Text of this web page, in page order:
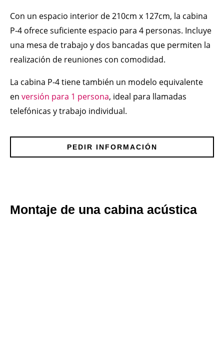
Con un espacio interior de 210cm x 127cm, la cabina
P-4 ofrece suficiente espacio para 4 personas. Incluye
una mesa de trabajo y dos bancadas que permiten la
realización de reuniones con comodidad.
La cabina P-4 tiene también un modelo equivalente
en versión para 1 persona, ideal para llamadas
telefónicas y trabajo individual.
PEDIR INFORMACIÓN
Montaje de una cabina acústica